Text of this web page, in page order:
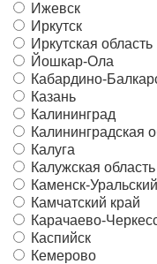
Ижевск
Иркутск
Иркутская область
Йошкар-Ола
Кабардино-
Казань
Калининград
Калининградская
Калуга
Калужская область
Каменск-Уральский
Камчатский край
Карачаево-
Каспийск
Кемерово